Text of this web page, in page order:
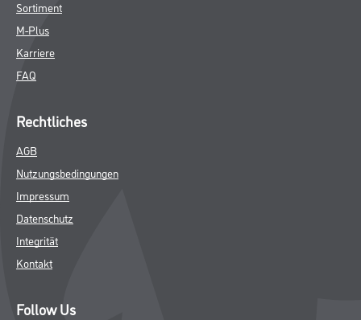
Sortiment
M-Plus
Karriere
FAQ
Rechtliches
AGB
Nutzungsbedingungen
Impressum
Datenschutz
Integrität
Kontakt
Follow Us